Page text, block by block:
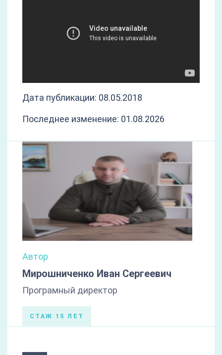
Дата публикации: 08.05.2018
Последнее изменение: 01.08.2026
Автор
Мирошниченко Иван Сергеевич
Програмный директор
СТАЖ 15 ЛЕТ